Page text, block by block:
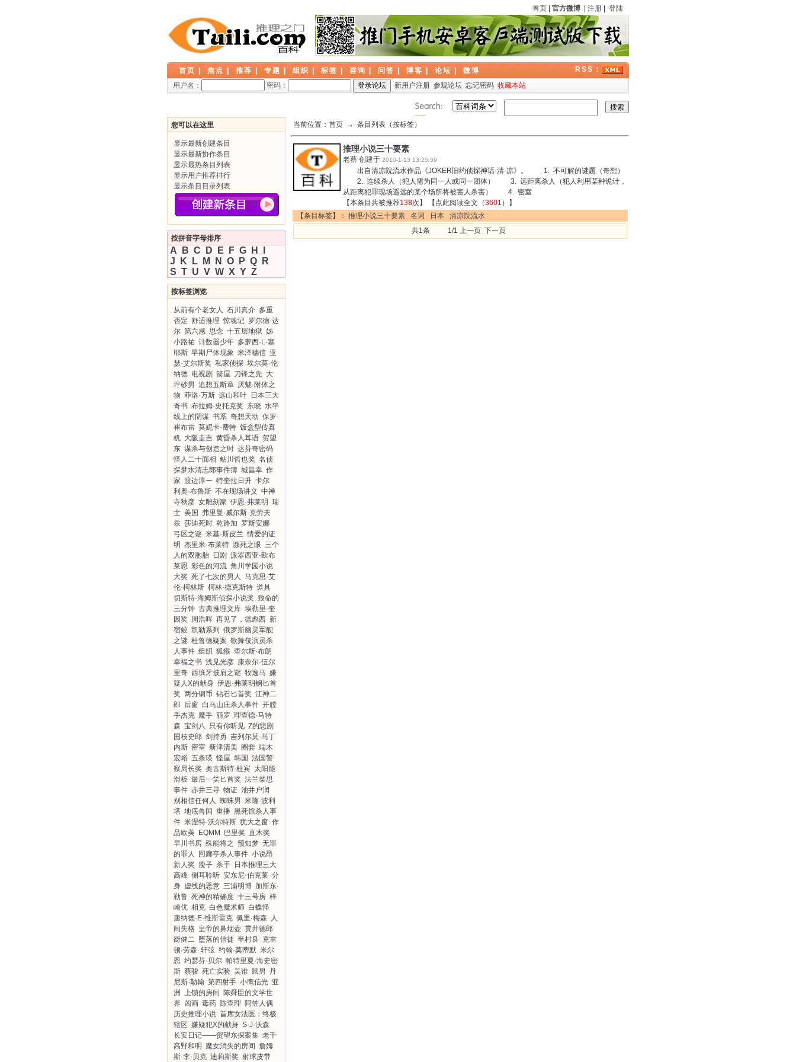
首页 官方微博 注册 登陆
首页 焦点 推荐 专题 组织 标签 咨询 问答 博客 论坛 微博
RSS：
用户名：
密码： 新用户注册 参观论坛 忘记密码 收藏本站
您可以在这里
显示最新创建条目
显示最新协作条目
显示最热条目列表
显示用户推荐排行
显示条目目录列表
按拼音字母排序
A B C D E F G H
J
K L M N O P Q
R
S T U V W X Y Z
按标签浏览
从前有个老女人 石川真介 多重
否定 舒适推理 惊魂记 罗尔德·达
尔 第六感 思念 十五层地狱 姊
小路祐 计数器少年 多萝西·L·塞
耶斯 早期尸体现象 米泽穗信 亚
瑟·艾尔斯奖 私家侦探 埃尔莫·伦
纳德 电视剧 箭屋 刀锋之先 大
坪砂男 追想五断章 厌魅·附体之
物 菲洛·万斯 远山和叶 日本三大
奇书 布拉姆·史托克奖 东晓 水平
线上的阴谋 书系 奇想天动 保罗·
崔布雷 莫妮卡·费特 饭盒型传真
机 大阪圭吉 黄昏杀人耳语 贺望
东 谋杀与创造之时 达芬奇密码
怪人二十面相 鲇川哲也奖 名侦
探梦水清志郎事件簿 城昌幸 作
家 渡边淳一 特奎拉日升 卡尔
利奥·布鲁斯 不在现场讲义 中禅
寺秋彦 女雕刻家 伊恩·弗莱明 瑞
士 美国
弗里曼·威尔斯·克劳夫
兹 莎迪死时 乾路加 罗斯安娜
弓区之谜 米基·斯皮兰 情爱的证
明 杰里米·布莱特 濒死之眼 三个
人的双胞胎 日剧 派翠西亚·欧布
莱恩 彩色的河流 角川学园小说
大奖 死了七次的男人 马克思·艾
伦·柯林斯 柯林·德克斯特 道具
切斯特·海姆斯侦探小说奖 致命的
三分钟 古典推理文库 埃勒里·奎
因奖 周浩晖 再见了，德彪西 新
宿鲛 凯勒系列
俄罗斯幽灵军舰
之谜 杜鲁德疑案 歌舞伎演员杀
人事件 组织 狐猴 查尔斯·布朗
幸福之书 浅见光彦 康奈尔·伍尔
里奇 西班牙披肩之谜 牧逸马 嫌
疑人X的献身 伊恩·弗莱明钢匕首
奖 两分铜币 钻石匕首奖 江神二
郎 后窗 白马山庄杀人事件 开膛
手杰克 魔手 丽罗 理查德·马特
森 宝剑八 只有你听见 Z的悲剧
国枝史郎 剑持勇 吉列尔莫·马丁
内斯 密室 新津清美 圈套 端木
宏峪 五条瑛 怪屋 韩国 法国警
察局长奖 奥古斯特·杜宾 太阳能
滑板 最后一笑匕首奖 法兰柴思
事件 赤井三寻 物证 池井户润
别相信任何人 蜘蛛男 米隆·波利
塔 地底兽国 重播 黑死馆杀人事
件 米涅特·沃尔特斯 犹大之窗 作
品欧美 EQMM 巴里奖 直木奖
早川书房 殊能将之 预知梦 无罪
的罪人
回廊亭杀人事件 小说昂
新人奖 瘦子 杀手 日本推理三大
高峰 侧耳聆听 安东尼·伯克莱 分
身 虚线的恶意 三浦明博 加斯东·
勒鲁 死神的精确度 十三号房 梓
崎优 相克 白色魔术师 白蝶怪
唐纳德·E·维斯雷克 佩里·梅森
人
间失格 皇帝的鼻烟壶 贯井德郎
谺健二 堕落的信徒 半村良
克雷
顿·劳森 轩弦 约翰·莫蒂默 米尔
恩 约瑟芬·贝尔 帕特里夏·海史密
斯 蔡骏 死亡实验 吴谁 鼠男 丹
尼斯·勒翰 第四射手 小鹰信光 亚
洲 上锁的房间
陈舜臣的文学世
界 凶画 毒药 陈查理 阿笠人偶
历史推理小说 首席女法医：终极
辖区 嫌疑犯X的献身 S·J·沃森
长安日记——贺望东探案集 老千
高野和明
魔女消失的房间 詹姆
斯·李·贝克 迪莉斯奖 射球皮带
当前位置： 首页 → 条目列表（按标签）
推理小说三十要素
老蔡 创建于 2010-1-13 13:25:59
出自清凉院流水作品《JOKER旧约侦探神话·清·凉》。 1. 不可解的谜题（奇想）
2. 连续杀人（犯人需为同一人或同一团体） 3. 远距离杀人（犯人利用某种诡计，
从距离犯罪现场遥远的某个场所将被害人杀害） 4. 密室
【本条目共被推荐138次】 【 点此阅读全文 （3601 ）】
【条目标签】： 推理小说三十要素 名词 日本
清凉院流水
共1条 1/1 上一页 下一页